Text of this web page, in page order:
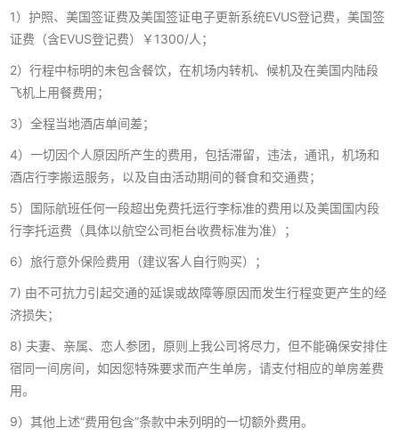
1）护照、美国签证费及美国签证电子更新系统EVUS登记费，美国签
证费（含EVUS登记费）￥1300/人；
2）行程中标明的未包含餐饮，在机场内转机、候机及在美国内陆段
飞机上用餐费用；
3）全程当地酒店单间差；
4）一切因个人原因所产生的费用，包括滞留，违法，通讯，机场和
酒店行李搬运服务，以及自由活动期间的餐食和交通费；
5）国际航班任何一段超出免费托运行李标准的费用以及美国国内段
行李托运费（具体以航空公司柜台收费标准为准）；
6）旅行意外保险费用（建议客人自行购买）；
7) 由不可抗力引起交通的延误或故障等原因而发生行程变更产生的经
济损失；
8) 夫妻、亲属、恋人参团，原则上我公司将尽力，但不能确保安排住
宿同一间房间，如因您特殊要求而产生单房，请支付相应的单房差费
用。
9）其他上述“费用包含”条款中未列明的一切额外费用。